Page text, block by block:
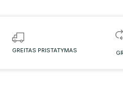
GREITAS PRISTATYMAS